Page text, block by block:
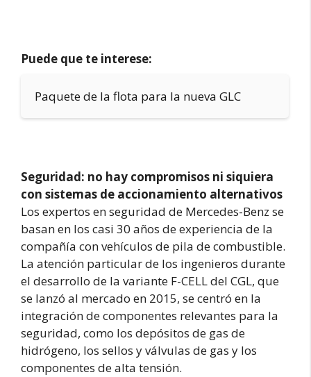
Puede que te interese:
Paquete de la flota para la nueva GLC
Seguridad: no hay compromisos ni siquiera
con sistemas de accionamiento alternativos
Los expertos en seguridad de Mercedes-Benz se
basan en los casi 30 años de experiencia de la
compañía con vehículos de pila de combustible.
La atención particular de los ingenieros durante
el desarrollo de la variante F-CELL del CGL, que
se lanzó al mercado en 2015, se centró en la
integración de componentes relevantes para la
seguridad, como los depósitos de gas de
hidrógeno, los sellos y válvulas de gas y los
componentes de alta tensión.